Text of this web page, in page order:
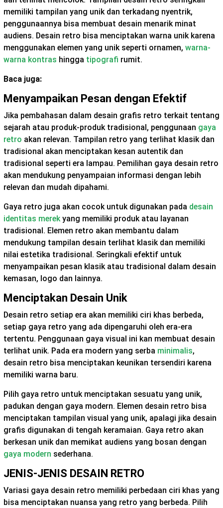
memiliki tampilan yang unik dan terkadang nyentrik,
penggunaannya bisa membuat desain menarik minat
audiens. Desain retro bisa menciptakan warna unik karena
menggunakan elemen yang unik seperti ornamen, warna-
warna kontras hingga tipografi rumit.
Baca juga:
Menyampaikan Pesan dengan Efektif
Jika pembahasan dalam desain grafis retro terkait tentang
sejarah atau produk-produk tradisional, penggunaan gaya
retro akan relevan. Tampilan retro yang terlihat klasik dan
tradisional akan menciptakan kesan autentik dan
tradisional seperti era lampau. Pemilihan gaya desain retro
akan mendukung penyampaian informasi dengan lebih
relevan dan mudah dipahami.
Gaya retro juga akan cocok untuk digunakan pada desain
identitas merekyang memiliki produk atau layanan
tradisional. Elemen retro akan membantu dalam
mendukung tampilan desain terlihat klasik dan memiliki
nilai estetika tradisional. Seringkali efektif untuk
menyampaikan pesan klasik atau tradisional dalam desain
kemasan, logo dan lainnya.
Menciptakan Desain Unik
Desain retro setiap era akan memiliki ciri khas berbeda,
setiap gaya retro yang ada dipengaruhi oleh era-era
tertentu. Penggunaan gaya visual ini kan membuat desain
terlihat unik. Pada era modern yang serba minimalis,
desain retro bisa menciptakan keunikan tersendiri karena
memiliki warna baru.
Pilih gaya retro untuk menciptakan sesuatu yang unik,
padukan dengan gaya modern. Elemen desain retro bisa
menciptakan tampilan visual yang unik, apalagi jika desain
grafis digunakan di tengah keramaian. Gaya retro akan
berkesan unik dan memikat audiens yang bosan dengan
gaya modern sederhana.
JENIS-JENIS DESAIN RETRO
Variasi gaya desain retro memiliki perbedaan ciri khas yang
bisa menciptakan nuansa yang retro yang berbeda. Pilih